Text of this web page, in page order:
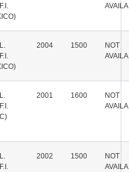
2004 1500
NOT
2001 1600
NOT
2002 1500
NOT